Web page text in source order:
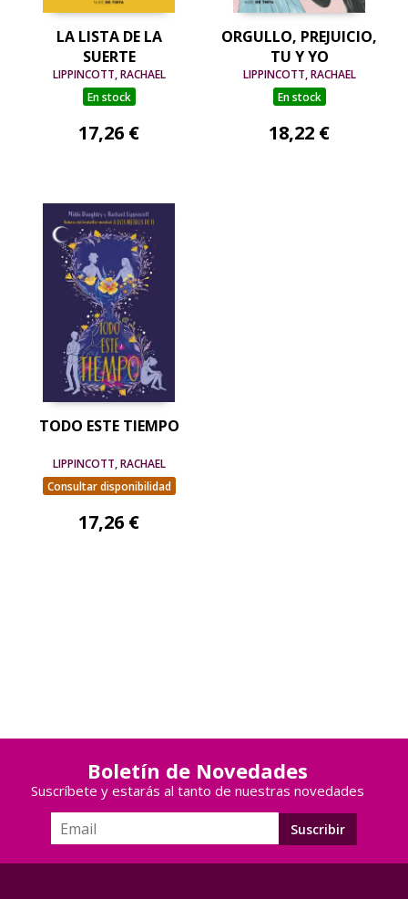
LA LISTA DE LA
SUERTE
LIPPINCOTT, RACHAEL
En stock
17,26 €
ORGULLO, PREJUICIO,
TU Y YO
LIPPINCOTT, RACHAEL
En stock
18,22 €
TODO ESTE TIEMPO
LIPPINCOTT, RACHAEL
Consultar disponibilidad
17,26 €
Boletín de Novedades
Suscríbete y estarás al tanto de nuestras novedades